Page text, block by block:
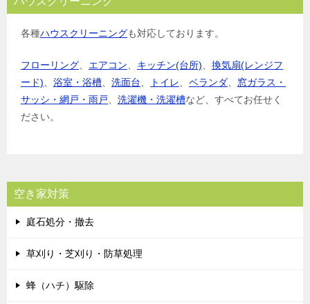
各種ハウスクリーニングも対応しております。
フローリング エアコン キッチン(台所)
換気扇(レンジフ
ード)
浴室・浴槽 洗面台 トイレ ベランダ
窓ガラス・
サッシ・網戸・雨戸
洗濯機・洗濯槽など、すべてお任せく
ださい。
空き家対策
庭石処分・撤去
草刈り・芝刈り・防草処理
蜂（ハチ）駆除